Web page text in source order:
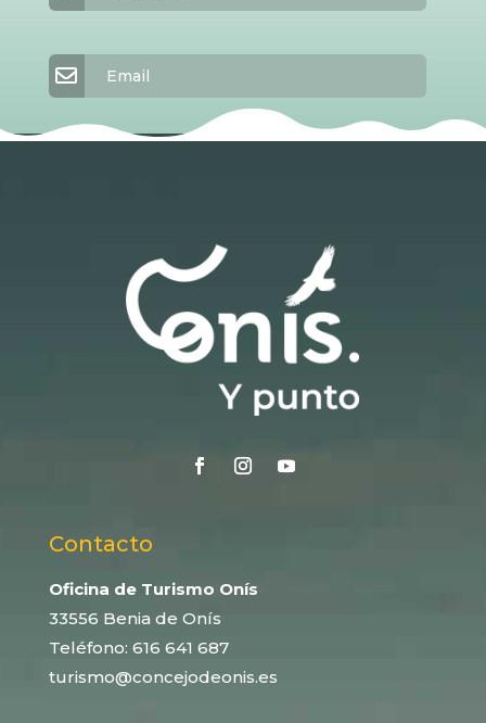
Email
Contacto
Oficina de Turismo Onís
33556 Benia de Onís
Teléfono: 616 641 687
turismo@concejodeonis.es